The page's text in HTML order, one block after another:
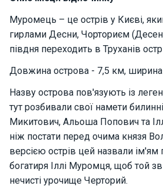
Муромець – це острів у Києві,
гирлами Десни, Чорториєм
півдня переходить в Труханів
Довжина острова - 7,5 км,
Назву острова пов'язують із
тут розбивали свої намети
Микитович, Альоша Попович та
ніж постати перед очима князя
версією острів цей назвали ім'ям
богатиря Іллі Муромця, щоб той
нечисті урочище Черторий.
х
т
и
а
т
е
р
и
Про